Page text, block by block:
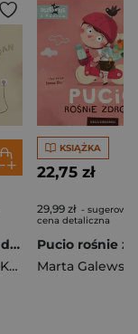
Pucio robi porządek wyd. 2025
Marta Galewska-Kustra
KSIĄŻKA
22,75 zł
29,99 zł -
cena detaliczna